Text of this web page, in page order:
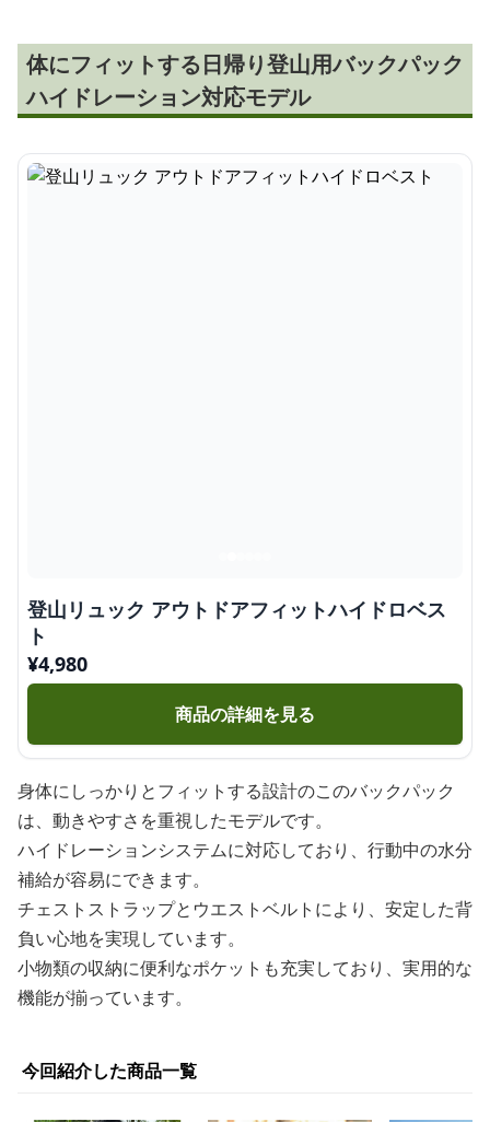
体にフィットする日帰り登山用バックパック
ハイドレーション対応モデル
登山リュック アウトドアフィットハイドロベス
ト
¥4,980
商品の詳細を見る
身体にしっかりとフィットする設計のこのバックパック
は、動きやすさを重視したモデルです。
ハイドレーションシステムに対応しており、行動中の水分
補給が容易にできます。
チェストストラップとウエストベルトにより、安定した背
負い心地を実現しています。
小物類の収納に便利なポケットも充実しており、実用的な
機能が揃っています。
今回紹介した商品一覧